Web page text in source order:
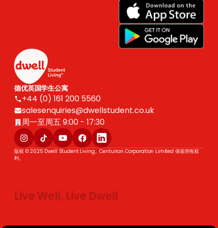
德优英国学生公寓
+44 (0) 161 200 5560
salesenquiries@dwellstudent.co.uk
周一至周五 9:00 - 17:30
版权 © 2025 Dwell Student Living。Centurion Corporation Limited 保留所有权
利。
Live Well, Live Dwell